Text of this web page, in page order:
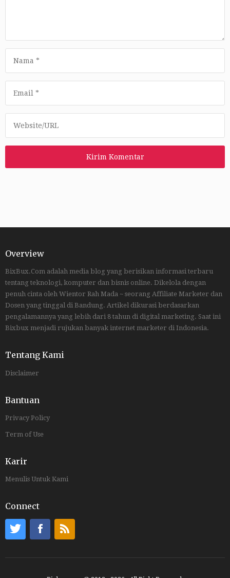
Overview
BixBux.Com adalah media blog yang berisikan informasi terbaru
tentang teknologi, komputer dan bisnis online. Dikelola dengan
penuh cinta oleh Wientor Rah Mada ~ seorang Affiliate Marketer dan
Dosen yang tinggal di Bandung. Artikel dikurasi berdasarkan
pengalamannya yang lebih dari 8 tahun di digital marketing. Saat ini
Bixbux menjadi rujukan banyak internet marketer di Indonesia.
Tentang Kami
Disclaimer
Bantuan
Privacy Policy
Term of Use
Karir
Menulis Untuk Kami
Connect